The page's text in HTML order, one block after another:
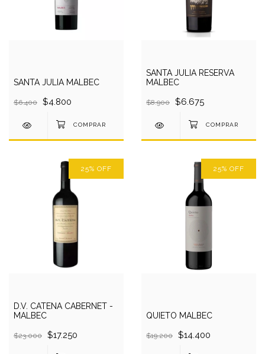
SANTA JULIA MALBEC
$6.400 $4.800
SANTA JULIA RESERVA
MALBEC
$8.900 $6.675
25% OFF
D.V. CATENA CABERNET -
MALBEC
$23.000 $17.250
25% OFF
QUIETO MALBEC
$19.200 $14.400